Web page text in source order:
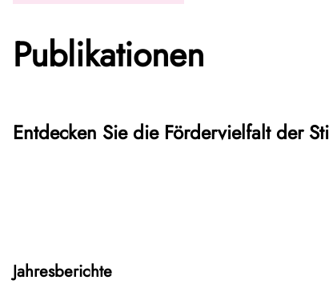
Publikationen
Entdecken Sie die Fördervielfalt der
Jahresberichte